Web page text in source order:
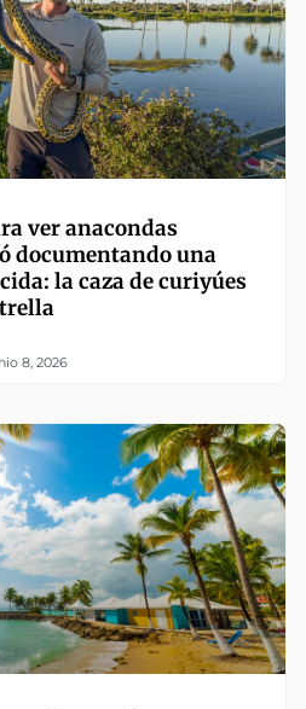
ver anacondas
documentando una
la caza de curiyúes
8, 2026